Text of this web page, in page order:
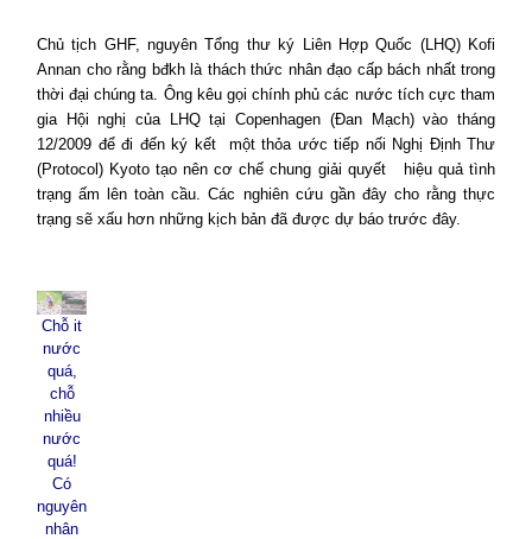
Chủ tịch GHF, nguyên Tổng thư ký Liên Hợp Quốc (LHQ) Kofi
Annan cho rằng bđkh là thách thức nhân đạo cấp bách nhất trong
thời đại chúng ta. Ông kêu gọi chính phủ các nước tích cực tham
gia Hội nghị của LHQ tạiCopenhagen (Đan Mạch) vào tháng
12/2009 để đi đến ký kết
một thỏa ước tiếp nối Nghị Định Thư
(Protocol) Kyoto tạo nên cơ chế chung giải quyết
hiệu quả tình
trạng ấm lên toàn cầu. Các nghiên cứu gần đây cho rằng thực
trạng sẽ xấu hơn những kịch bản đã được dự báo trước đây.
Chỗ it
nước
quá,
chỗ
nhiều
nước
quá!
Có
nguyên
nhân